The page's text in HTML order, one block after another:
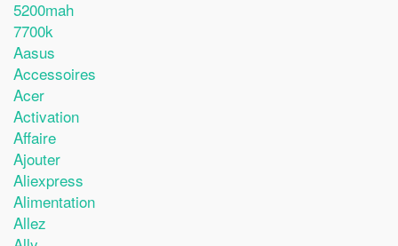
5200mah
7700k
Aasus
Accessoires
Acer
Activation
Affaire
Ajouter
Aliexpress
Alimentation
Allez